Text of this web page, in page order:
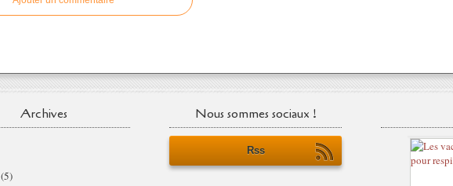
Archives
(5)
Nous sommes sociaux !
Rss